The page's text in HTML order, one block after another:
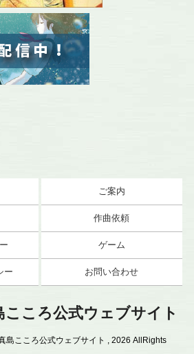
ご案内
作曲依頼
ゲーム
ー お問い合わせ
こころ公式ウェブサイト
島こころ公式ウェブサイト , 2026 AllRights